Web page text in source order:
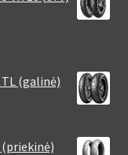
TL (galinė)
(priekinė)